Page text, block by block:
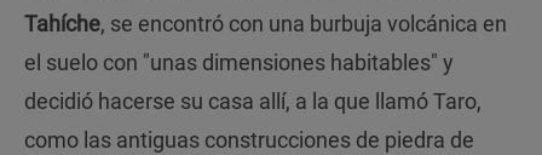
Tahíche, se encontró con una burbuja volcánica en
el suelo con "unas dimensiones habitables" y
decidió hacerse su casa allí, a la que llamó Taro,
como las antiguas construcciones de piedra de